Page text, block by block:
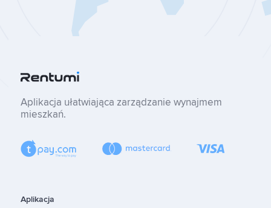
Aplikacja ułatwiająca zarządzanie wynajmem
mieszkań.
Aplikacja